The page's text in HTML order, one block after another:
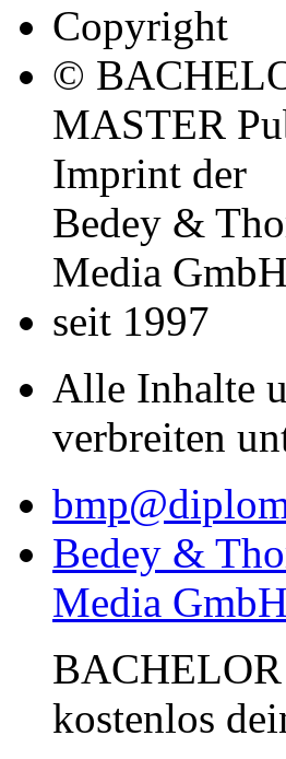
Copyright
©
MASTER
Imprint der
Bedey &
Media GmbH
seit 1997
Alle Inhalte
verbreiten
Bedey &
Media GmbH
kostenlos